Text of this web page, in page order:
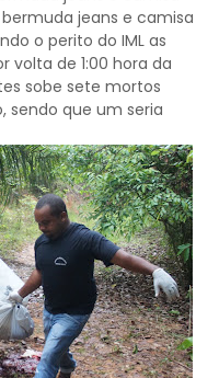
jeans e camisa
o perito do IML as
volta de 1:00 hora da
sobe sete mortos
sendo que um seria